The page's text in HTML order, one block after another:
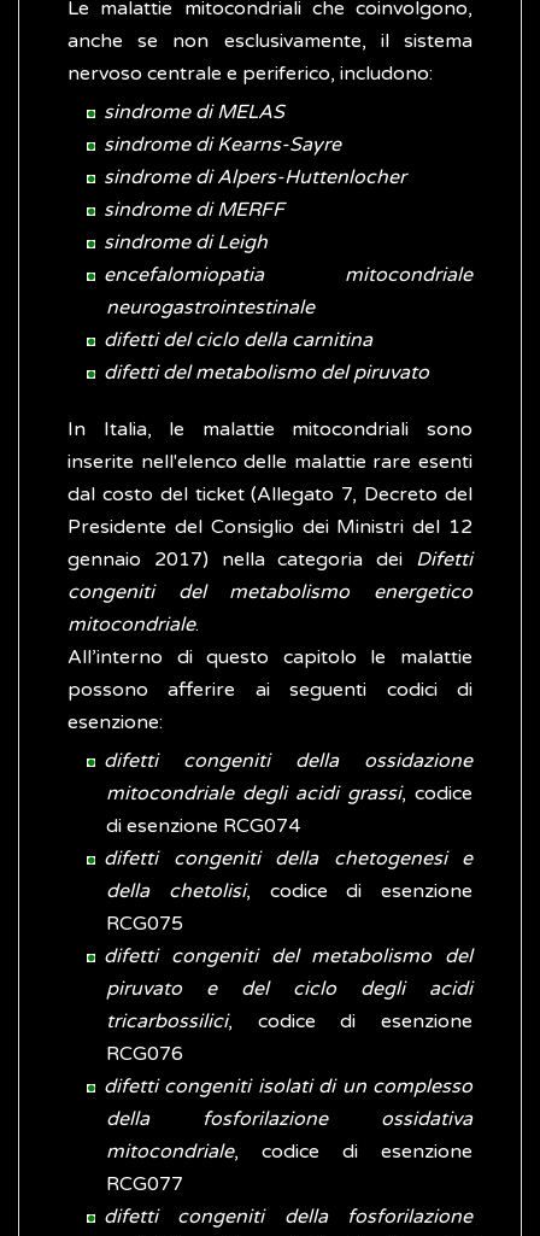
Le malattie mitocondriali che coinvolgono,
anche se non esclusivamente, il sistema
nervoso centrale e periferico, includono:
sindrome di MELAS
sindrome di Kearns-Sayre
sindrome di Alpers-Huttenlocher
sindrome di MERFF
sindrome di Leigh
encefalomiopatia mitocondriale
neurogastrointestinale
difetti del ciclo della carnitina
difetti del metabolismo del piruvato
In Italia, le malattie mitocondriali sono
inserite nell'elenco delle malattie rare esenti
dal costo del ticket (Allegato 7, Decreto del
Presidente del Consiglio dei Ministri del 12
gennaio 2017) nella categoria dei Difetti
congeniti del metabolismo energetico
mitocondriale.
All’interno di questo capitolo le malattie
possono afferire ai seguenti codici di
esenzione:
difetti congeniti della ossidazione
mitocondriale degli acidi grassi, codice
di esenzione RCG074
difetti congeniti della chetogenesi e
della chetolisi, codice di esenzione
RCG075
difetti congeniti del metabolismo del
piruvato e del ciclo degli acidi
tricarbossilici, codice di esenzione
RCG076
difetti congeniti isolati di un complesso
della fosforilazione ossidativa
mitocondriale, codice di esenzione
RCG077
difetti congeniti della fosforilazione